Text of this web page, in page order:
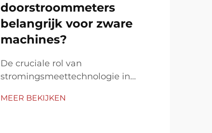
doorstroommeters
belangrijk voor zware
machines?
De cruciale rol van
stromingsmeettechnologie in
het voortdurend veranderende
MEER BEKIJKEN